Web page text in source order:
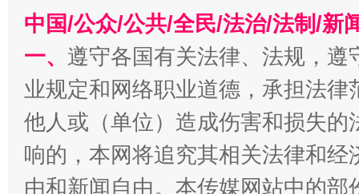
在谋一域中谋全局
今
中国/公众/公共/全民/法治/法制/新
一、 遵守各国有关法律、法规，
业规定和网络职业道德，承担法
他人或（单位）造成伤害和损失
响的，本网将追究其相关法律和
由和新闻自由。本传媒网站中的